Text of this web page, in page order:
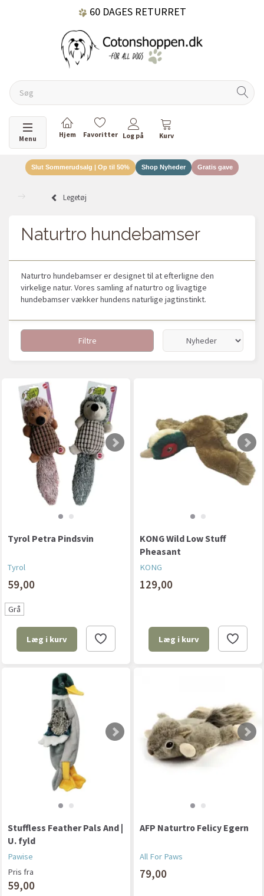
60 DAGES RETURRET
Skifte navigation
Menu
Slut Sommerudsalg | Op til 50% Shop Nyheder Gratis gave
Legetøj
Naturtro hundebamser
Naturtro hundebamser er designet til at efterligne den
virkelige natur. Vores samling af naturtro og livagtige
hundebamser vækker hundens naturlige jagtinstinkt.
Filtre
Tyrol Petra Pindsvin
Tyrol
59,00
Grå
Læg i kurv
KONG Wild Low Stuff
Pheasant
KONG
129,00
Læg i kurv
Stuffless Feather Pals And |
U. fyld
Pawise
Pris fra
59,00
AFP Naturtro Felicy Egern
All For Paws
79,00